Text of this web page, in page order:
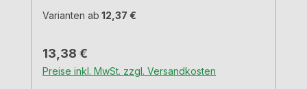
Varianten ab 12,37 €
Regulärer Preis:
13,38 €
Preise inkl. MwSt. zzgl. Versandkosten